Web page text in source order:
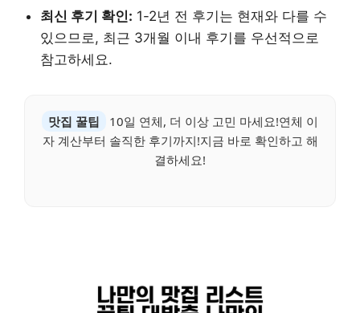
최신 후기 확인: 1-2년 전 후기는 현재와 다를 수
있으므로, 최근 3개월 이내 후기를 우선적으로
참고하세요.
맛집 꿀팁
10일 연체, 더 이상 고민 마세요!연체 이
자 계산부터 솔직한 후기까지!지금 바로 확인하고 해
결하세요!